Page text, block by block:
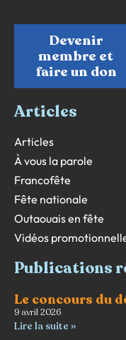
Devenir
membre et
faire un don
Articles
Articles
À vous la parole
Francofête
Fête nationale
Outaouais en fête
Vidéos
Publications
Le concours du
9 avril 2026
Lire la suite »